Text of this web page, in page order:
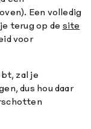
Een volledig
terug op de site
voor
zal je
dus hou daar